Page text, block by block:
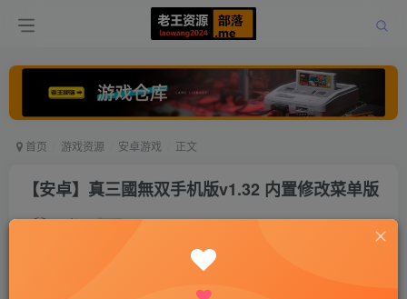
首页 游戏资源 安卓游戏 正文
【安卓】真三國無双手机版v1.32 内置修改菜单版
老王 打赏